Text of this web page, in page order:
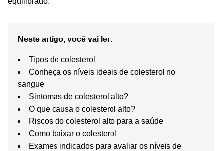
Neste artigo, você vai ler:
Tipos de colesterol
Conheça os níveis ideais de colesterol no
sangue
Sintomas de colesterol alto?
O que causa o colesterol alto?
Riscos do colesterol alto para a saúde
Como baixar o colesterol
Exames indicados para avaliar os níveis de